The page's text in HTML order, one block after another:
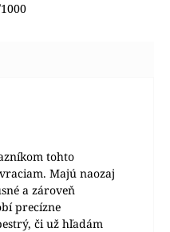
tohto
Majú naozaj
a zároveň
precízne
či už hľadám